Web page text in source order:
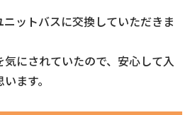
ットバスに交換していただきま
にされていたので、安心して入
ます。